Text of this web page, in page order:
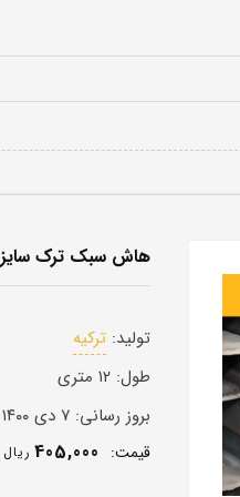
هاش سبک ترک سایز 30
تولید: ترکیه
طول: ۱۲ متری
بروز رسانی: ۷ دی ۱۴۰۰
قيمت: 405,000 ريال